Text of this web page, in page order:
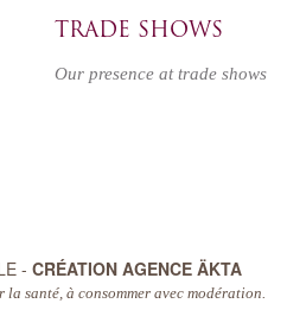
TRADE SHOWS
Our presence at trade shows
- CRÉATION AGENCE ÄKTA
santé, à consommer avec modération.